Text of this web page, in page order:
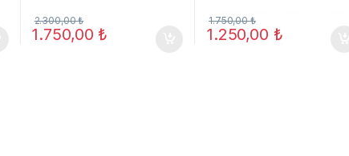
1.750,00 ₺
2.300,00₺
1.250,00 ₺
1.750,00₺